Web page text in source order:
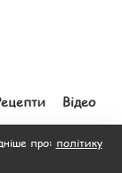
Відео
про: політику